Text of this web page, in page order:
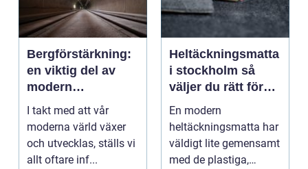
Bergförstärkning:
en viktig del av
modern
infrastruktur
I takt med att vår
moderna värld växer
och utvecklas, ställs vi
allt oftare inf...
Heltäckningsmatta
i stockholm så
väljer du rätt för
hem och kontor
En modern
heltäckningsmatta har
väldigt lite gemensamt
med de plastiga,